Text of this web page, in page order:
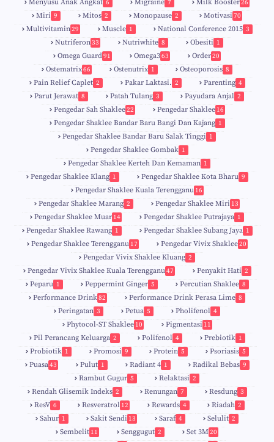
Menyusu Anak Angkat 6 Migraine 7 Milk Booster26
Miri 9 Mitos 2 Monopause 2 Motivasi 70
Multivitamin29 Muscle 1 National Conference 2015 3
Nutriferon33 Nutriwhite 8 Obesiti 1
Omega Guard91 Omega363 Order20
Ostematrix66 Ostenutrix 1 Osteoporosis 8
Pain Relief Caplet 2 Pakar Laktasi. 2 Parenting 4
Parut Jerawat 8 Patah Tulang 3 Payudara Anjal 2
Pengedar Sah Shaklee22
9
Pengedar Shaklee 16
5
Pengedar Shaklee Bandar Baru Bangi Dan Kajang 1
Pengedar Shaklee Bandar Baru Salak Tinggi 1
Pengedar Shaklee Gombak 1
Pengedar Shaklee Kerteh Dan Kemaman 1
Pengedar Shaklee Klang 1 Pengedar Shaklee Kota Bharu 9
Pengedar Shaklee Kuala Terengganu 16
4
Pengedar Shaklee Marang 2 Pengedar Shaklee Miri 13
1
Pengedar Shaklee Muar 14
0
Pengedar Shaklee Putrajaya 1
Pengedar Shaklee Rawang 1 Pengedar Shaklee Subang Jaya 1
Pengedar Shaklee Terengganu 17 Pengedar Vivix Shaklee20
Pengedar Vivix Shaklee Kluang 2
Pengedar Vivix Shaklee Kuala Terengganu47 Penyakit Hati 2
Peparu 1 Peppermint Ginger 5 Percutian Shaklee 8
Performance Drink82 Performance Drink Perasa Lime 8
Peringatan 3 Petua 5 Pholifenol 4
Phytocol-ST Shaklee 10 Pigmentasi 11
Pil Perancang Keluarga 2 Polifenol 4 Prebiotik 1
Probiotik 1 Promosi 9 Protein 5 Psoriasis 5
Puasa43 Pulut 1 Radiant 4 1 Radikal Bebas 9
Rambut Gugur 5 Relaktasi 2
Rendah Glisemik Indeks 2 Renungan 7 Resdung 3
ResV 6 Resveratrol 12 Rewards 4 Riadah 2
Sahur 1 Sakit Sendi 13 Saraf 4 Selulit 2
Sembelit 11 Senggugut 2 Set 3M20